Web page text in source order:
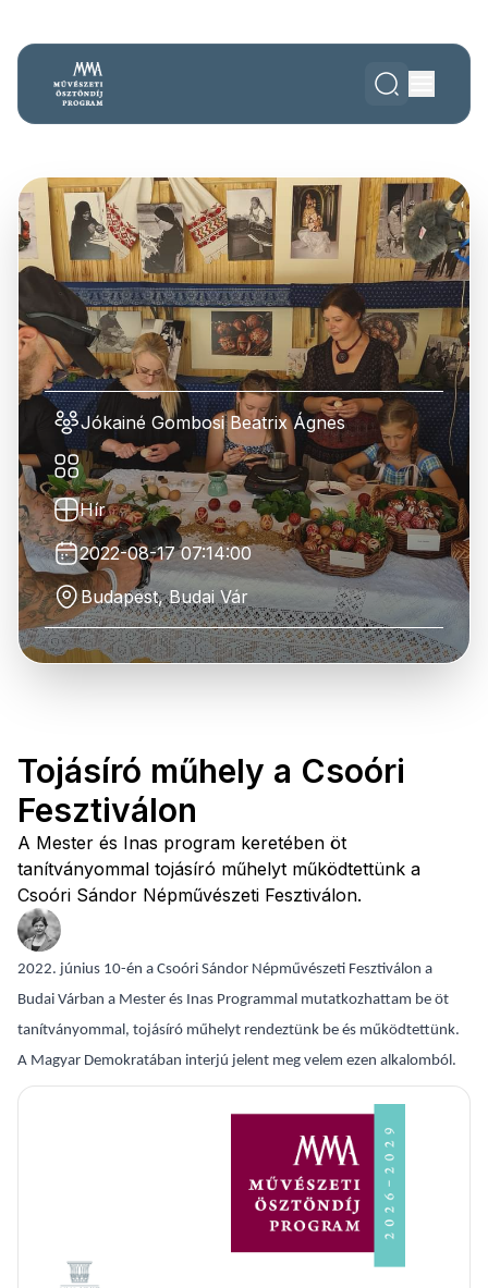
Jókainé Gombosi Beatrix Ágnes
Hír
2022-08-17 07:14:00
Budapest, Budai Vár
Tojásíró műhely a Csoóri
Fesztiválon
A Mester és Inas program keretében öt
tanítványommal tojásíró műhelyt működtettünk a
Csoóri Sándor Népművészeti Fesztiválon.
2022. június 10-én a Csoóri Sándor Népművészeti Fesztiválon a
Budai Várban a Mester és Inas Programmal mutatkozhattam be öt
tanítványommal, tojásíró műhelyt rendeztünk be és működtettünk.
A Magyar Demokratában interjú jelent meg velem ezen alkalomból.